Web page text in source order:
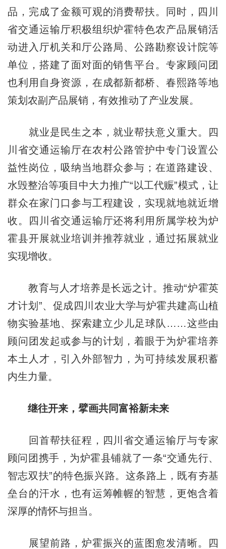
品，完成了金额可观的消费帮扶。同时，四川
省交通运输厅积极组织炉霍特色农产品展销活
动进入厅机关和厅公路局、公路勘察设计院等
单位，搭建了面对面的销售平台。专家顾问团
也利用自身资源，在成都新都桥、春熙路等地
策划农副产品展销，有效推动了产业发展。
就业是民生之本，就业帮扶意义重大。四
川省交通运输厅在农村公路管护中专门设置公
益性岗位，吸纳当地群众参与；在道路建设、
水毁整治等项目中大力推广“以工代赈”模式，让
群众在家门口参与工程建设，实现就地就近增
收。四川省交通运输厅还将利用所属学校为炉
霍县开展就业培训并推荐就业，通过拓展就业
实现增收。
教育与人才培养是长远之计。推动“炉霍英
才计划”、促成四川农业大学与炉霍共建高山植
物实验基地、探索建立少儿足球队……这些由
顾问团发起或参与的计划，着眼于为炉霍培养
本土人才，引入外部智力，为可持续发展积蓄
内生力量。
继往开来，擘画共同富裕新未来
回首帮扶征程，四川省交通运输厅与专家
顾问团携手，为炉霍县铺就了一条“交通先行、
智志双扶”的特色振兴路。这条路上，既有夯基
垒台的汗水，也有运筹帷幄的智慧，更饱含着
深厚的情怀与担当。
展望前路，炉霍振兴的蓝图愈发清晰。四